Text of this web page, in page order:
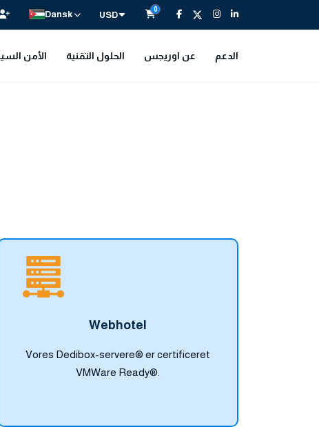
Dansk USD
0
الأمن الحلول التقنية عن اوريجس الدعم
Webhotel
Vores Dedibox-servere® er certificeret
VMWare Ready®.